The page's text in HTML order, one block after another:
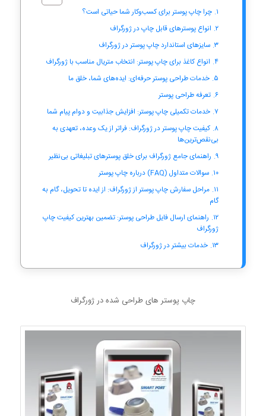
چرا چاپ پوستر برای کسب‌وکار شما حیاتی است؟
انواع پوسترهای قابل چاپ در ژورگراف
سایزهای استاندارد چاپ پوستر در ژورگراف
انواع کاغذ برای چاپ پوستر: انتخاب متریال مناسب با ژورگراف
خدمات طراحی پوستر حرفه‌ای: ایده‌های شما، خلق ما
تعرفه طراحی پوستر
خدمات تکمیلی چاپ پوستر: افزایش جذابیت و دوام پیام شما
کیفیت چاپ پوستر در ژورگراف: فراتر از یک وعده، تعهدی به
بی‌نقص‌ترین‌ها
راهنمای جامع ژورگراف برای خلق پوسترهای تبلیغاتی بی‌نظیر
سوالات متداول (FAQ) درباره چاپ پوستر
مراحل سفارش چاپ پوستر از ژورگراف: از ایده تا تحویل، گام به
گام
راهنمای ارسال فایل طراحی پوستر: تضمین بهترین کیفیت چاپ
ژورگراف
خدمات بیشتر در ژورگراف
چاپ پوستر های طراحی شده در ژورگراف